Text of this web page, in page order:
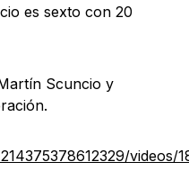
es sexto con 20
Scuncio y
videos/